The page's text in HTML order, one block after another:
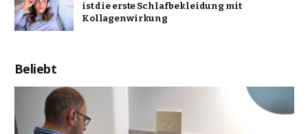
ist die erste Schlafbekleidung mit
Kollagenwirkung
Beliebt